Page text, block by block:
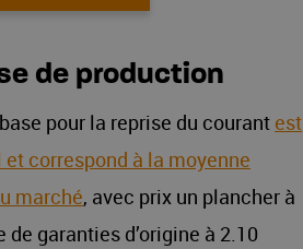
de production
pour la reprise du courant est
correspond à la moyenne
marché, avec prix un plancher à
garanties d’origine à 2.10